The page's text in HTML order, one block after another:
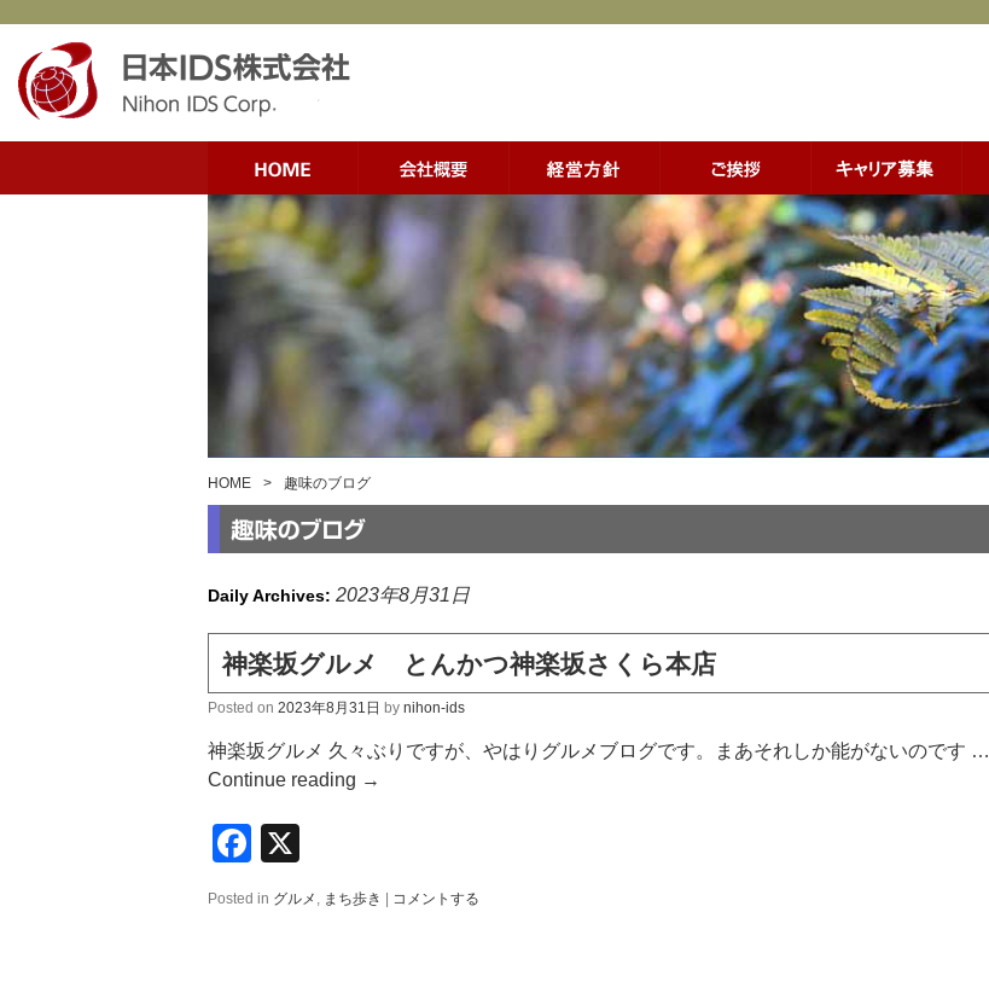
HOME > 趣味のブログ
Daily Archives: 2023年8月31日
神楽坂グルメ とんかつ神楽坂さくら本店
Posted on 2023年8月31日 by nihon-ids
神楽坂グルメ 久々ぶりですが、やはりグルメブログです。まあそれしか能がないのです …
Continue reading →
Facebook
Posted in グルメ , まち歩き コメントする